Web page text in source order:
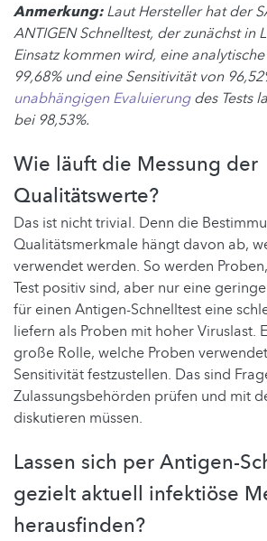
Anmerkung:Laut Hersteller hat der
ANTIGEN Schnelltest, der zunächst in
Einsatz kommen wird, eine
99,68% und eine Sensitivität von
unabhängigen Evaluierungdes Tests
bei 98,53%.
Wie läuft die Messung der
Qualitätswerte?
Das ist nicht trivial. Denn die
Qualitätsmerkmale hängt davon ab,
verwendet werden. So werden
Test positiv sind, aber nur eine
für einen Antigen-Schnelltest eine
liefern als Proben mit hoher Viruslast.
große Rolle, welche Proben
Sensitivität festzustellen. Das sind
Zulassungsbehörden prüfen und mit
diskutieren müssen.
Lassen sich per Antigen-
gezielt aktuell infektiöse
herausfinden?